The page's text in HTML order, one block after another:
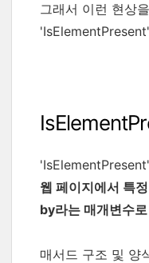
그래서 이런 현상
웹 페이지에서 특
by라는 매개변수
매서드 구조 및 양